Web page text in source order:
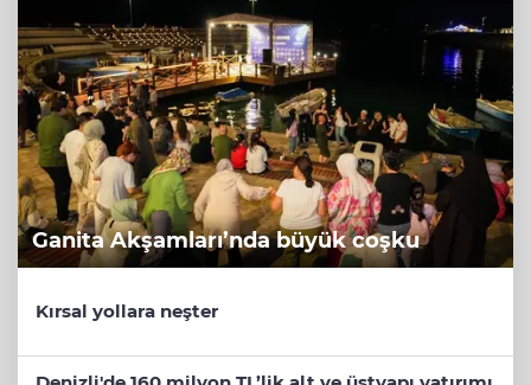
Ganita Akşamları’nda büyük coşku
Kırsal yollara neşter